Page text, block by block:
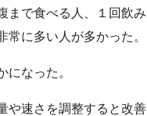
まで食べる人、１回飲み
に多い人が多かった。
なった。
や速さを調整すると改善